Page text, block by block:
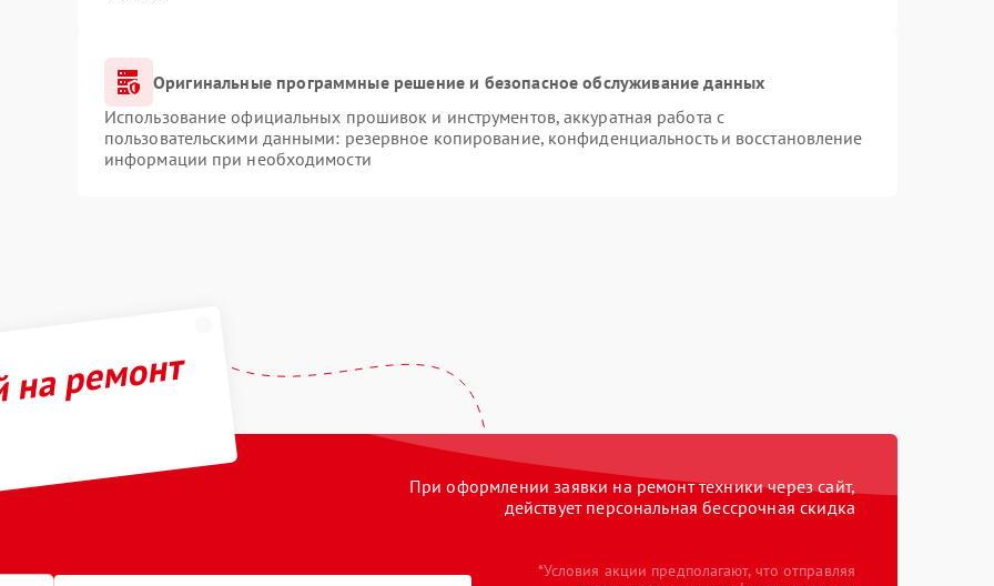
Оригинальные программные решение и безопасное обслуживание данных
Использование официальных прошивок и инструментов, аккуратная работа с
пользовательскими данными: резервное копирование, конфиденциальность и восстановление
информации при необходимости
ремонт
При оформлении заявки на ремонт техники через сайт,
действует персональная бессрочная скидка
*Условия акции предполагают, что отправляя